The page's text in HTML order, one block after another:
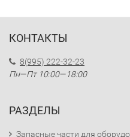
КОНТАКТЫ
8(995) 222-32-23
Пн—Пт 10:00—18:00
РАЗДЕЛЫ
Запасные части для